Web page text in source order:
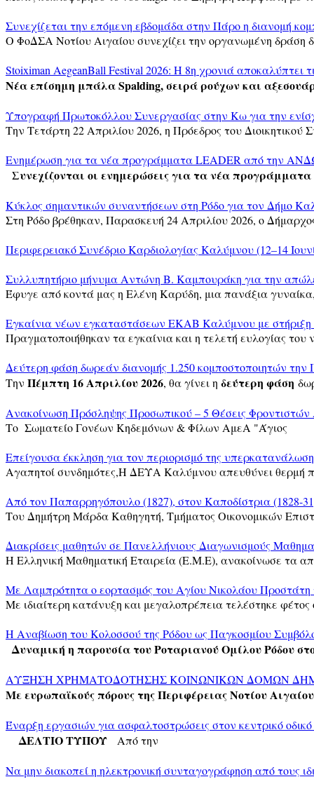
Συνεχίζεται την επόμενη εβδομάδα στην Πάρο η διανομή
Ο ΦοΔΣΑ Νοτίου Αιγαίου συνεχίζει την οργανωμένη δράση
Stoiximan AegeanBall Festival 2026: Η 8η χρονιά αποκαλύπτει
Νέα επίσημη μπάλα Spalding, σειρά ρούχων και
Υπογραφή Πρωτοκόλλου Συνεργασίας στην Κω για την
Την Τετάρτη 22 Απριλίου 2026, η Πρόεδρος του Διοικητικού
Ενημέρωση για τα νέα προγράμματα LEADER από την
Συνεχίζονται οι ενημερώσεις για τα νέα προγράμματα
Κύκλος σημαντικών συναντήσεων στη Ρόδο για τον Δήμο
Στη Ρόδο βρέθηκαν, Παρασκευή 24 Απριλίου 2026, ο
Περιφερειακό Συνέδριο Καρδιολογίας Καλύμνου (12–14
Συλλυπητήριο μήνυμα Αντώνη Β. Καμπουράκη για την
Έφυγε από κοντά μας η Ελένη Καρύδη, μια πανάξια
Εγκαίνια νέων εγκαταστάσεων ΕΚΑΒ Καλύμνου με στήριξη
Πραγματοποιήθηκαν τα εγκαίνια και η τελετή ευλογίας του
Δεύτερη φάση δωρεάν διανομής 1.250 κομποστοποιητών την
Την Πέμπτη 16 Απριλίου 2026, θα γίνει η δεύτερη φάση
Ανακοίνωση Πρόσληψης Προσωπικού – 5 Θέσεις
Το Σωματείο Γονέων Κηδεμόνων & Φίλων ΑμεΑ "Άγιος
Επείγουσα έκκληση για τον περιορισμό της
Αγαπητοί συνδημότες,Η ΔΕΥΑ Καλύμνου απευθύνει θερμή
Από τον Παπαρρηγόπουλο (1827), στον Καποδίστρια (1828-
Του Δημήτρη Μάρδα Καθηγητή, Τμήματος Οικονομικών
Διακρίσεις μαθητών σε Πανελλήνιους Διαγωνισμούς
Η Ελληνική Μαθηματική Εταιρεία (Ε.Μ.Ε), ανακοίνωσε τα
Με Λαμπρότητα ο εορτασμός του Αγίου Νικολάου
Με ιδιαίτερη κατάνυξη και μεγαλοπρέπεια τελέστηκε
Η Αναβίωση του Κολοσσού της Ρόδου ως Παγκοσμίου
Δυναμική η παρουσία του Ροταριανού Ομίλου Ρόδου
ΑΥΞΗΣΗ ΧΡΗΜΑΤΟΔΟΤΗΣΗΣ ΚΟΙΝΩΝΙΚΩΝ ΔΟΜΩΝ
Με ευρωπαϊκούς πόρους της Περιφέρειας Νοτίου
Έναρξη εργασιών για ασφαλτοστρώσεις στον κεντρικό
ΔΕΛΤΙΟ ΤΥΠΟΥ Από την
Να μην διακοπεί η ηλεκτρονική συνταγογράφηση από τους